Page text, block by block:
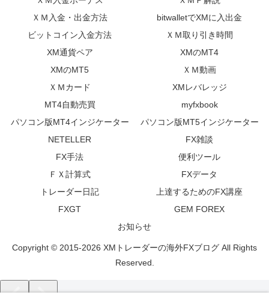
ＸＭ入金・出金方法
bitwalletでXMに入出金
ビットコイン入金方法
ＸＭ取り引き時間
XM通貨ペア
XMのMT4
XMのMT5
ＸＭ動画
ＸＭカード
XMレバレッジ
MT4自動売買
myfxbook
パソコン版MT4インジケーター
パソコン版MT5インジケーター
NETELLER
FX雑談
FX手法
便利ツール
ＦＸ計算式
FXデータ
トレーダー日記
上達するためのFX講座
FXGT
GEM FOREX
お知らせ
Copyright © 2015-2026 XMトレーダーの海外FXブログ All Rights
Reserved.